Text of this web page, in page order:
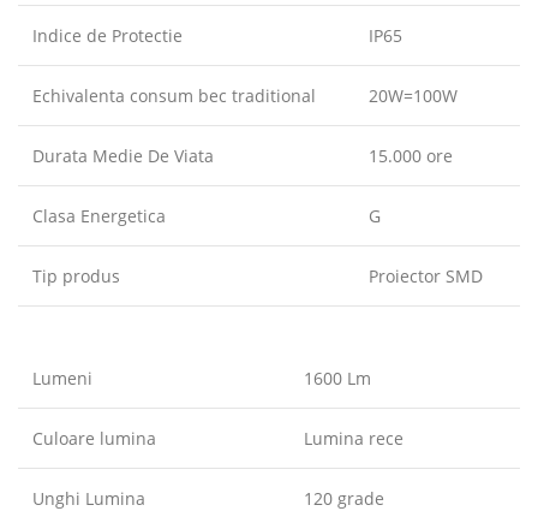
Indice de Protectie IP65
Echivalenta consum bec traditional 20W=100W
Durata Medie De Viata 15.000 ore
Clasa Energetica G
Tip produs Proiector SMD
Lumeni 1600 Lm
Culoare lumina Lumina rece
Unghi Lumina 120 grade